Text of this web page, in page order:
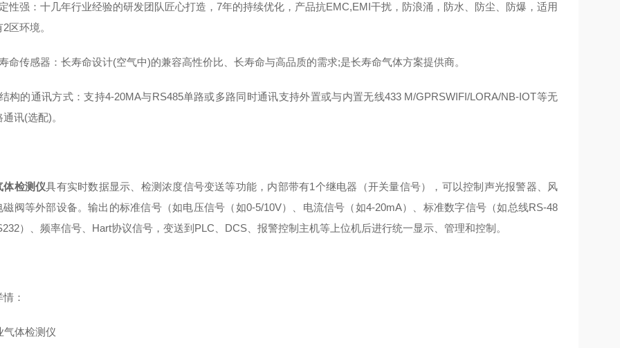
性强：十几年行业经验的研发团队匠心打造，7年的持续优化，产品抗EMC,EMI干扰，防浪涌，防水、防尘、防爆，适用
区环境。
命传感器：长寿命设计(空气中)的兼容高性价比、长寿命与高品质的需求;是长寿命气体方案提供商。
构的通讯方式：支持4-20MA与RS485单路或多路同时通讯支持外置或与内置无线433 M/GPRSWIFI/LORA/NB-IOT等无
讯(选配)。
体检测仪具有实时数据显示、检测浓度信号变送等功能，内部带有1个继电器（开关量信号），可以控制声光报警器、风
磁阀等外部设备。输出的标准信号（如电压信号（如0-5/10V）、电流信号（如4-20mA）、标准数字信号（如总线RS-48
）、频率信号、Hart协议信号，变送到PLC、DCS、报警控制主机等上位机后进行统一显示、管理和控制。
：